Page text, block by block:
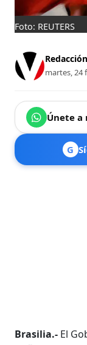
Foto: REUTERS
Redacción
martes, 24
Únete a
G
Brasilia.- El